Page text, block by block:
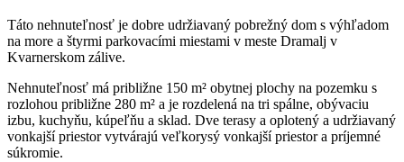
Táto nehnuteľnosť je dobre udržiavaný pobrežný dom s výhľadom
na more a štyrmi parkovacími miestami v meste Dramalj v
Kvarnerskom zálive.
Nehnuteľnosť má približne 150 m² obytnej plochy na pozemku s
rozlohou približne 280 m² a je rozdelená na tri spálne, obývaciu
izbu, kuchyňu, kúpeľňu a sklad. Dve terasy a oplotený a udržiavaný
vonkajší priestor vytvárajú veľkorysý vonkajší priestor a príjemné
súkromie.